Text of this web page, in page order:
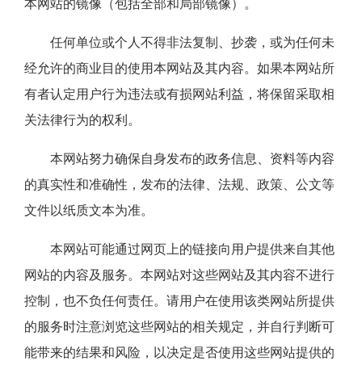
本网站的镜像（包括全部和局部镜像）。
任何单位或个人不得非法复制、抄袭，或为任何未
经允许的商业目的使用本网站及其内容。如果本网站所
有者认定用户行为违法或有损网站利益，将保留采取相
关法律行为的权利。
本网站努力确保自身发布的政务信息、资料等内容
的真实性和准确性，发布的法律、法规、政策、公文等
文件以纸质文本为准。
本网站可能通过网页上的链接向用户提供来自其他
网站的内容及服务。本网站对这些网站及其内容不进行
控制，也不负任何责任。请用户在使用该类网站所提供
的服务时注意浏览这些网站的相关规定，并自行判断可
能带来的结果和风险，以决定是否使用这些网站提供的